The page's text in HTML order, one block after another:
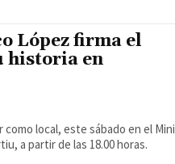
López firma el
historia en
local, este sábado en el Mini
a partir de las 18.00 horas.